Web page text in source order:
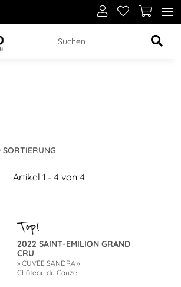
Artikel 1 - 4 von 4
2022 SAINT-EMILION GRAND
CRU
» CUVÉE SANDRA «
Château du Cauze